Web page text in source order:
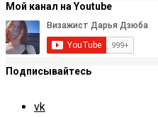
Мой канал на Youtube
Подписывайтесь
vk